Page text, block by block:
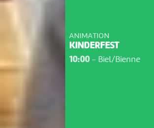
ANIMATION
KINDERFEST
10:00- Biel/Bienne